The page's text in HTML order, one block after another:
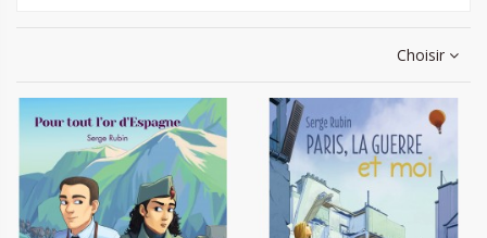
Choisir
Pour tout l'or d'Espagne Paris, la guerre et moi